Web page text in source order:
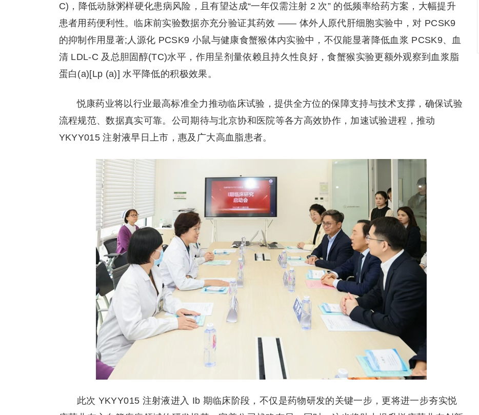
C)，降低动脉粥样硬化患病风险，且有望达成“一年仅需注射 2 次” 的低频率给药方案，大幅提升
患者用药便利性。临床前实验数据亦充分验证其药效 —— 体外人原代肝细胞实验中，对 PCSK9
的抑制作用显著;人源化 PCSK9 小鼠与健康食蟹猴体内实验中，不仅能显著降低血浆 PCSK9、血
清 LDL-C 及总胆固醇(TC)水平，作用呈剂量依赖且持久性良好，食蟹猴实验更额外观察到血浆脂
蛋白(a)[Lp (a)] 水平降低的积极效果。
悦康药业将以行业最高标准全力推动临床试验，提供全方位的保障支持与技术支撑，确保试验
流程规范、数据真实可靠。公司期待与北京协和医院等各方高效协作，加速试验进程，推动
YKYY015 注射液早日上市，惠及广大高血脂患者。
此次 YKYY015 注射液进入 Ib 期临床阶段，不仅是药物研发的关键一步，更将进一步夯实悦